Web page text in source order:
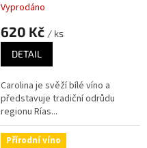
Vyprodáno
620 Kč / ks
DETAIL
Carolina je svěží bílé víno a
představuje tradiční odrůdu
regionu Rías...
Přírodní víno